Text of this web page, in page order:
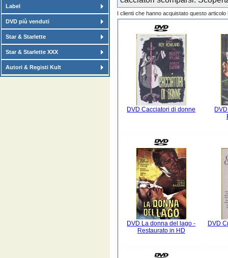
Label
DVD più venduti
Star & Starlette
Star & Starlette XXX
Autori & Registi Kult
I clienti che hanno acquistato questo
DVD Cacciatori di donne
DVD La donna del lago -
Restaurato in HD
DVD